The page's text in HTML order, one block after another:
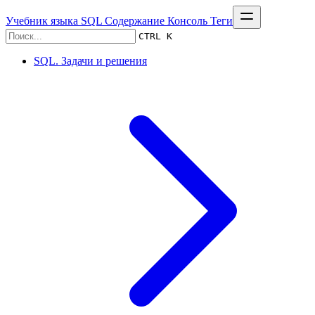
Учебник языка SQL Содержание Консоль Теги
CTRL K
SQL. Задачи и решения